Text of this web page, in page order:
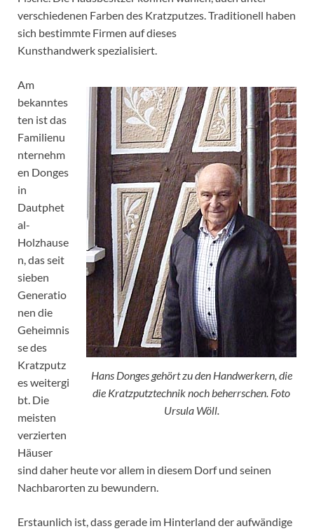
verschiedenen Farben des Kratzputzes. Traditionell haben
sich bestimmte Firmen auf dieses
Kunsthandwerk spezialisiert.
Hans Donges gehört zu den Handwerkern, die
die Kratzputztechnik noch beherrschen. Foto
Ursula Wöll.
Am
bekanntes
ten ist das
Familienu
nternehm
en Donges
in
Dautphet
al-
Holzhause
n, das seit
sieben
Generatio
nen die
Geheimnis
se des
Kratzputz
es weitergi
bt. Die
meisten
verzierten
Häuser
sind daher heute vor allem in diesem Dorf und seinen
Nachbarorten zu bewundern.
Erstaunlich ist, dass gerade im Hinterland der aufwändige